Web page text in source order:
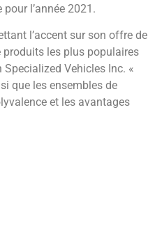
l’année 2021.
l’accent sur son offre de
produits les plus populaires
Specialized Vehicles Inc. «
que les ensembles de
et les avantages